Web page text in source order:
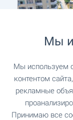
Квартира
Мы
Мы используем
контентом
рекламные
Принимаю все